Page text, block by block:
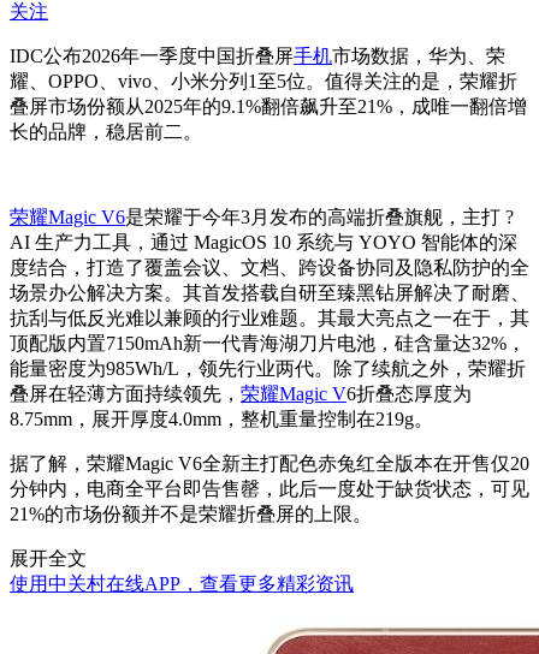
关注
IDC公布2026年一季度中国折叠屏手机市场数据，华为、荣
耀、OPPO、vivo、小米分列1至5位。值得关注的是，荣耀折
叠屏市场份额从2025年的9.1%翻倍飙升至21%，成唯一翻倍增
长的品牌，稳居前二。
荣耀Magic V6是荣耀于今年3月发布的高端折叠旗舰，主打 ?
AI 生产力工具，通过 MagicOS 10 系统与 YOYO 智能体的深
度结合，打造了覆盖会议、文档、跨设备协同及隐私防护的全
场景办公解决方案。其首发搭载自研至臻黑钻屏解决了耐磨、
抗刮与低反光难以兼顾的行业难题。其最大亮点之一在于，其
顶配版内置7150mAh新一代青海湖刀片电池，硅含量达32%，
能量密度为985Wh/L，领先行业两代。除了续航之外，荣耀折
叠屏在轻薄方面持续领先， 荣耀Magic V6折叠态厚度为
8.75mm，展开厚度4.0mm，整机重量控制在219g。
据了解，荣耀Magic V6全新主打配色赤兔红全版本在开售仅20
分钟内，电商全平台即告售罄，此后一度处于缺货状态，可见
21%的市场份额并不是荣耀折叠屏的上限。
展开全文
使用中关村在线APP，查看更多精彩资讯